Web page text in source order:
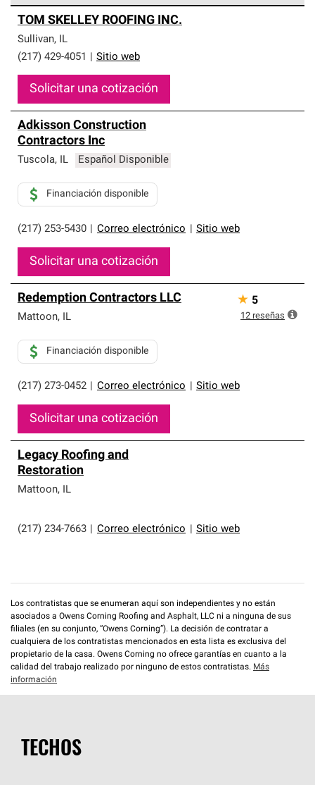
parte de una red exclusiva de profesionales de techos
que cumplen con altos estándares y requisitos estrictos
de profesionalismo y confiabilidad.
TOM SKELLEY ROOFING INC.
Sullivan, IL
(217) 429-4051
Sitio web
Solicitar una cotización
Adkisson Construction
Contractors Inc
Tuscola, IL Español Disponible
(217) 253-5430 Correo electrónico Sitio web
Financiación disponible
Solicitar una cotización
Redemption Contractors LLC
Mattoon, IL
(217) 273-0452 Correo electrónico Sitio web
Financiación disponible
Solicitar una cotización
★ 5
12 reseñas
Legacy Roofing and
Restoration
Mattoon, IL
(217) 234-7663 Correo electrónico Sitio web
Los contratistas que se enumeran aquí son independientes y no están
asociados a Owens Corning Roofing and Asphalt, LLC ni a ninguna de sus
filiales (en su conjunto, “Owens Corning”). La decisión de contratar a
cualquiera de los contratistas mencionados en esta lista es exclusiva del
propietario de la casa. Owens Corning no ofrece garantías en cuanto a la
calidad del trabajo realizado por ninguno de estos contratistas. Más
información
TECHOS